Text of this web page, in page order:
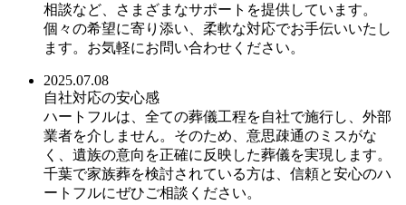
相談など、さまざまなサポートを提供しています。
個々の希望に寄り添い、柔軟な対応でお手伝いいたし
ます。お気軽にお問い合わせください。
2025.07.08
自社対応の安心感
ハートフルは、全ての葬儀工程を自社で施行し、外部
業者を介しません。そのため、意思疎通のミスがな
く、遺族の意向を正確に反映した葬儀を実現します。
千葉で家族葬を検討されている方は、信頼と安心のハ
ートフルにぜひご相談ください。